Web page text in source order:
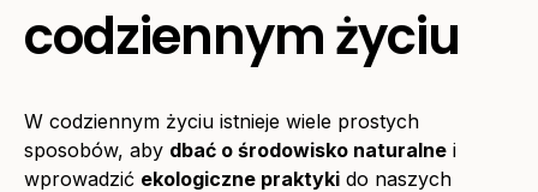
codziennym życiu
W codziennym życiu istnieje wiele prostych
sposobów, aby dbać o środowisko naturalne i
wprowadzić ekologiczne praktyki do naszych